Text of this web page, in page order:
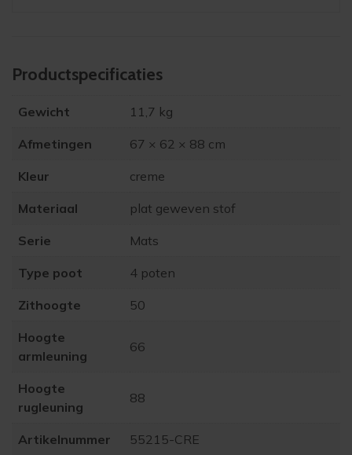
Product­specificaties
Gewicht 11,7 kg
Afmetingen 67 × 62 × 88 cm
Kleur creme
Materiaal plat geweven stof
Serie Mats
Type poot 4 poten
Zithoogte 50
Hoogte
armleuning
66
Hoogte
rugleuning
88
Artikelnummer 55215-CRE